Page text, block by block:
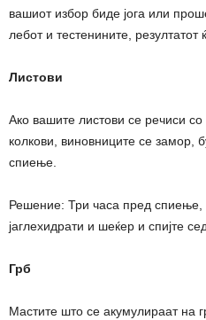
вашиот избор биде јога или
лебот и тестенините, резултатот
Листови
Ако вашите листови се речиси
колкови, виновниците се замор,
спиење.
Решение: Три часа пред спиење,
јаглехидрати и шеќер и спијте
Грб
Мастите што се акумулираат на